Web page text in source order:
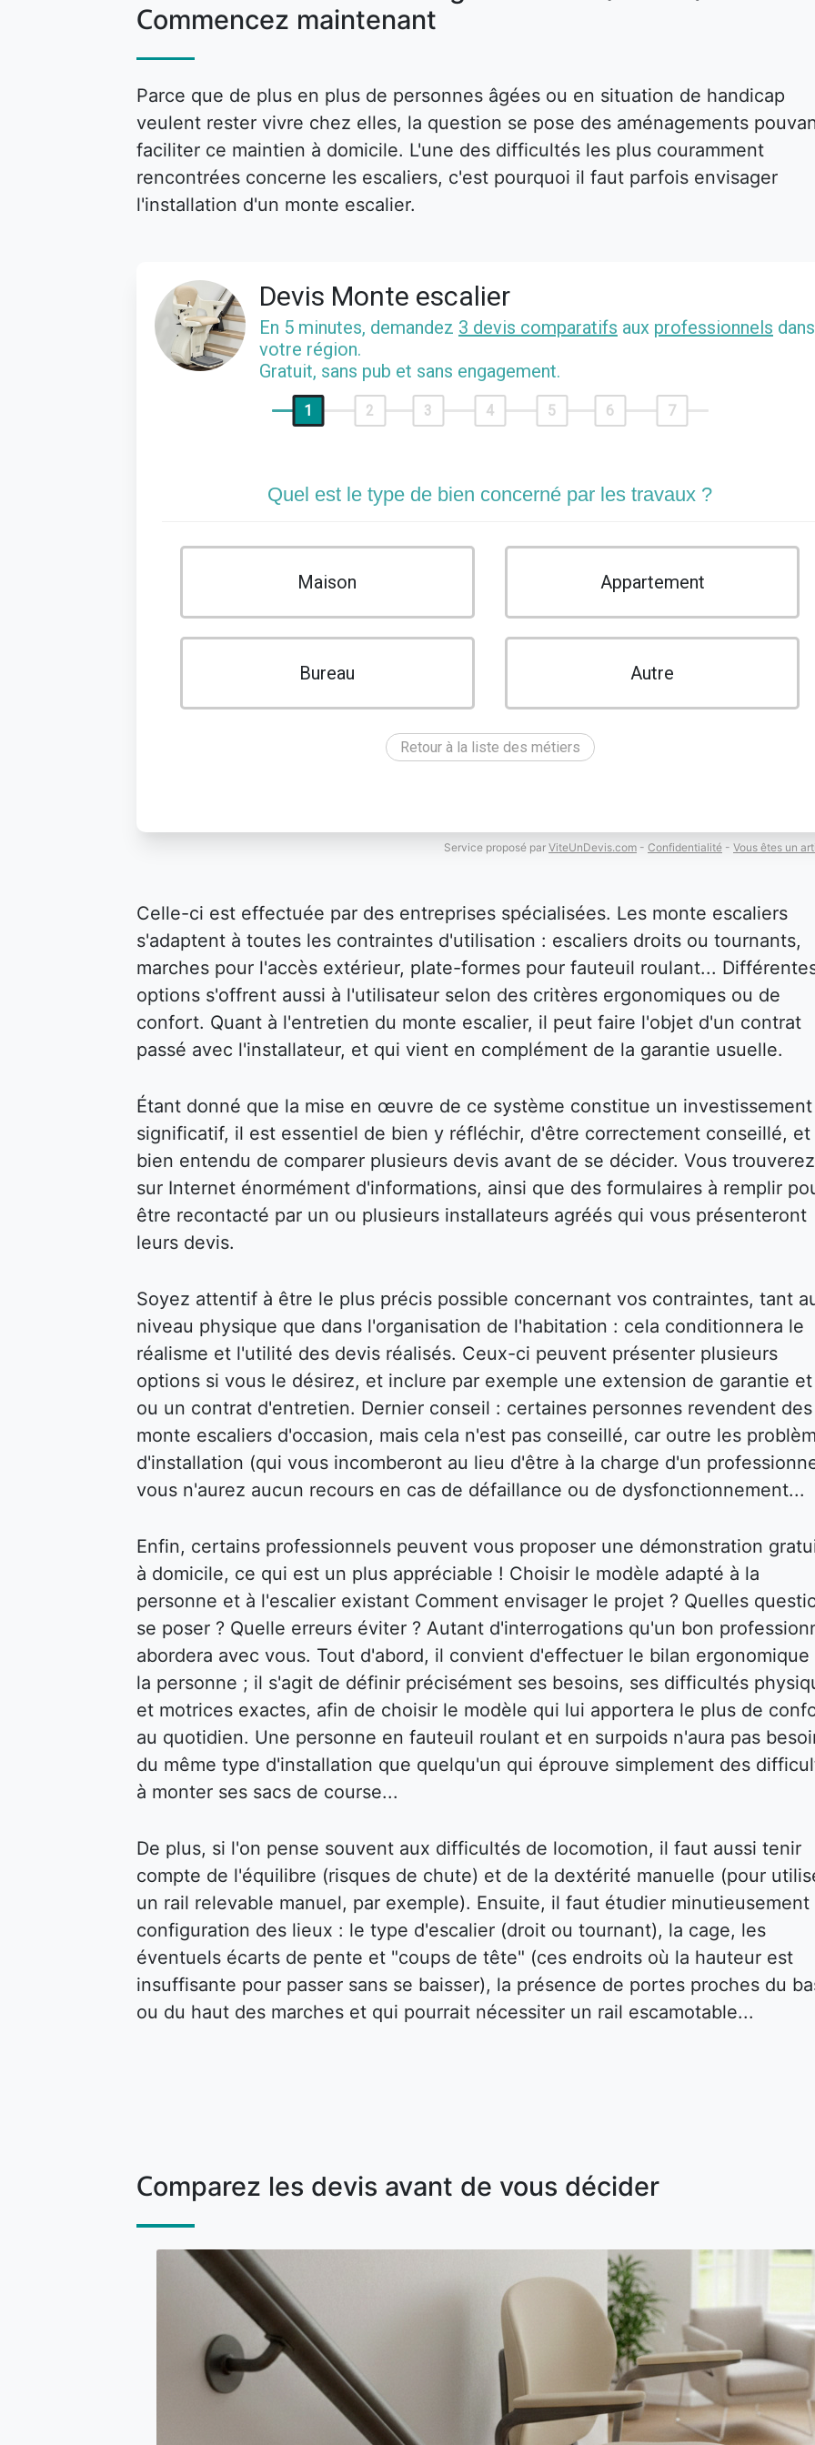
Commencez maintenant
Parce que de plus en plus de personnes âgées ou en situation de handicap
veulent rester vivre chez elles, la question se pose des aménagements
faciliter ce maintien à domicile. L'une des difficultés les plus couramment
rencontrées concerne les escaliers, c'est pourquoi il faut parfois envisager
l'installation d'un monte escalier.
Devis Monte escalier
En 5 minutes, demandez 3 devis comparatifs aux professionnels dans
votre région.
Gratuit, sans pub et sans engagement.
1 2 3 4 5 6 7
Quel est le type de bien concerné par les travaux ?
Maison Appartement
Bureau Autre
Retour à la liste des métiers
Service proposé par ViteUnDevis.com - Confidentialité - Vous êtes un
Celle-ci est effectuée par des entreprises spécialisées. Les monte escaliers
s'adaptent à toutes les contraintes d'utilisation : escaliers droits ou tournants,
marches pour l'accès extérieur, plate-formes pour fauteuil roulant...
options s'offrent aussi à l'utilisateur selon des critères ergonomiques ou de
confort. Quant à l'entretien du monte escalier, il peut faire l'objet d'un contrat
passé avec l'installateur, et qui vient en complément de la garantie usuelle.
Étant donné que la mise en œuvre de ce système constitue un investissement
significatif, il est essentiel de bien y réfléchir, d'être correctement conseillé, et
bien entendu de comparer plusieurs devis avant de se décider. Vous trouverez
sur Internet énormément d'informations, ainsi que des formulaires à remplir
être recontacté par un ou plusieurs installateurs agréés qui vous présenteront
leurs devis.
Soyez attentif à être le plus précis possible concernant vos contraintes, tant
niveau physique que dans l'organisation de l'habitation : cela conditionnera le
réalisme et l'utilité des devis réalisés. Ceux-ci peuvent présenter plusieurs
options si vous le désirez, et inclure par exemple une extension de garantie
ou un contrat d'entretien. Dernier conseil : certaines personnes revendent des
monte escaliers d'occasion, mais cela n'est pas conseillé, car outre les
d'installation (qui vous incomberont au lieu d'être à la charge d'un
vous n'aurez aucun recours en cas de défaillance ou de dysfonctionnement...
Enfin, certains professionnels peuvent vous proposer une démonstration
à domicile, ce qui est un plus appréciable ! Choisir le modèle adapté à la
personne et à l'escalier existant Comment envisager le projet ? Quelles
se poser ? Quelle erreurs éviter ? Autant d'interrogations qu'un bon
abordera avec vous. Tout d'abord, il convient d'effectuer le bilan ergonomique
la personne ; il s'agit de définir précisément ses besoins, ses difficultés
et motrices exactes, afin de choisir le modèle qui lui apportera le plus de
au quotidien. Une personne en fauteuil roulant et en surpoids n'aura pas
du même type d'installation que quelqu'un qui éprouve simplement des
à monter ses sacs de course...
De plus, si l'on pense souvent aux difficultés de locomotion, il faut aussi tenir
compte de l'équilibre (risques de chute) et de la dextérité manuelle (pour
un rail relevable manuel, par exemple). Ensuite, il faut étudier minutieusement
configuration des lieux : le type d'escalier (droit ou tournant), la cage, les
éventuels écarts de pente et "coups de tête" (ces endroits où la hauteur est
insuffisante pour passer sans se baisser), la présence de portes proches du
ou du haut des marches et qui pourrait nécessiter un rail escamotable...
Comparez les devis avant de vous décider